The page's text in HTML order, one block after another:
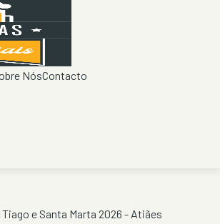
NósContacto
e Santa Marta 2026 - Atiães